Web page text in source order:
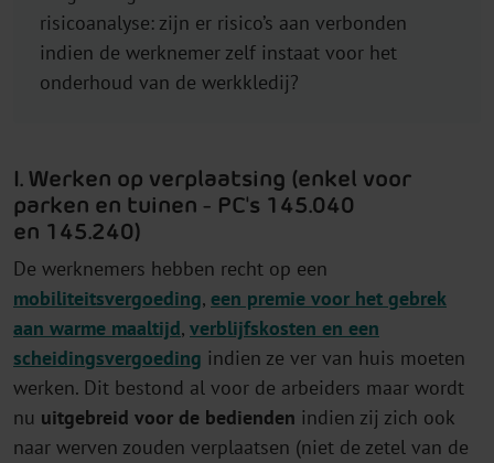
risicoanalyse: zijn er risico’s aan verbonden
indien de werknemer zelf instaat voor het
onderhoud van de werkkledij?
I. Werken op verplaatsing (enkel voor
parken en tuinen - PC's 145.040
en 145.240)
De werknemers hebben recht op een
mobiliteitsvergoeding, een premie voor het gebrek
aan warme maaltijd, verblijfskosten en een
scheidingsvergoeding indien ze ver van huis moeten
werken. Dit bestond al voor de arbeiders maar wordt
nu uitgebreid voor de bedienden indien zij zich ook
naar werven zouden verplaatsen (niet de zetel van de